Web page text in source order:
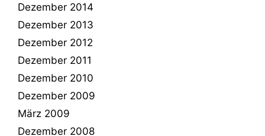
Dezember 2014
Dezember 2013
Dezember 2012
Dezember 2011
Dezember 2010
Dezember 2009
März 2009
Dezember 2008